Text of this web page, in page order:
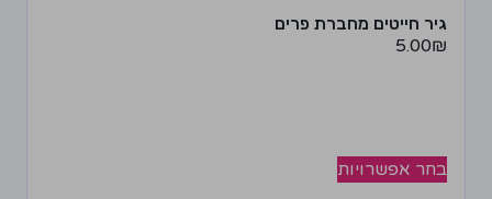
גיר חייטים מחברת פרים
5.00₪
בחר אפשרויות